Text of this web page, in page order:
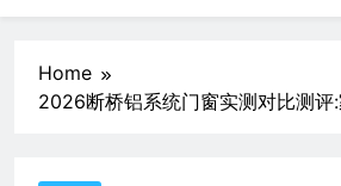
Home
2026断桥铝系统门窗实测对比测评